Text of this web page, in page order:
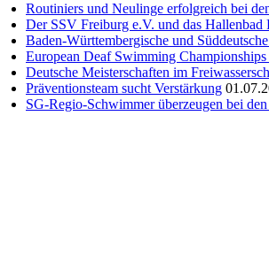
Routiniers und Neulinge erfolgreich bei
Der SSV Freiburg e.V. und das Hallenbad
Baden-Württembergische und
European Deaf Swimming
Deutsche Meisterschaften im
Präventionsteam sucht Verstärkung
SG-Regio-Schwimmer überzeugen bei